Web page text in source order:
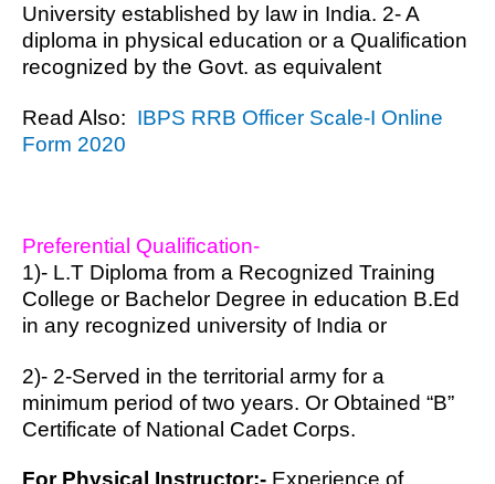
University established by law in India. 2- A
diploma in physical education or a Qualification
recognized by the Govt. as equivalent
Read Also: IBPS RRB Officer Scale-I Online
Form 2020
Preferential Qualification-
1)- L.T Diploma from a Recognized Training
College or Bachelor Degree in education B.Ed
in any recognized university of India or
2)- 2-Served in the territorial army for a
minimum period of two years. Or Obtained “B”
Certificate of National Cadet Corps.